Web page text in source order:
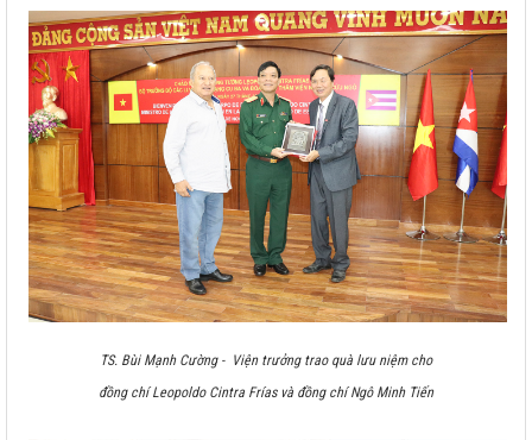
TS. Bùi Mạnh Cường - Viện trưởng trao quà lưu niệm cho
đồng chí Leopoldo Cintra Frías và đồng chí Ngô Minh Tiến